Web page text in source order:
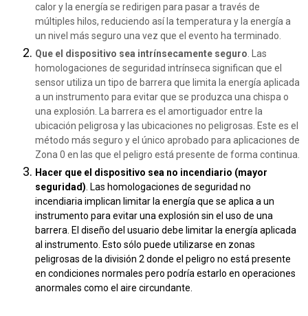
calor y la energía se redirigen para pasar a través de
múltiples hilos, reduciendo así la temperatura y la energía a
un nivel más seguro una vez que el evento ha terminado.
Que el dispositivo sea intrínsecamente seguro . Las
homologaciones de seguridad intrínseca significan que el
sensor utiliza un tipo de barrera que limita la energía aplicada
a un instrumento para evitar que se produzca una chispa o
una explosión. La barrera es el amortiguador entre la
ubicación peligrosa y las ubicaciones no peligrosas. Este es el
método más seguro y el único aprobado para aplicaciones de
Zona 0 en las que el peligro está presente de forma continua.
Hacer que el dispositivo sea no incendiario (mayor
seguridad) . Las homologaciones de seguridad no
incendiaria implican limitar la energía que se aplica a un
instrumento para evitar una explosión sin el uso de una
barrera. El diseño del usuario debe limitar la energía aplicada
al instrumento. Esto sólo puede utilizarse en zonas
peligrosas de la división 2 donde el peligro no está presente
en condiciones normales pero podría estarlo en operaciones
anormales como el aire circundante.